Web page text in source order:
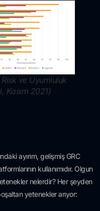
ve Uyumluluk
Kasım 2021)
ayırım, gelişmiş GRC
kullanımıdır. Olgun
nelerdir? Her şeyden
yetenekler arıyor: